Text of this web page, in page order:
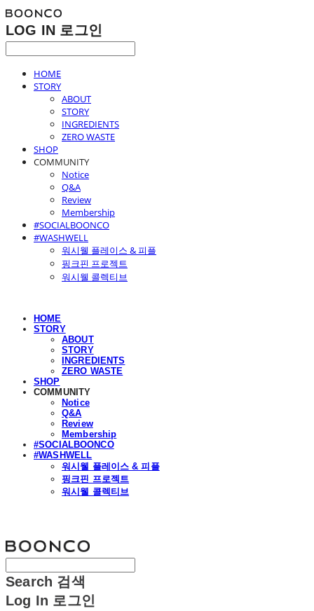
LOG IN 로그인
HOME
STORY
ABOUT
STORY
INGREDIENTS
ZERO WASTE
SHOP
COMMUNITY
Notice
Q&A
Review
Membership
#SOCIALBOONCO
#WASHWELL
워시웰 플레이스 & 피플
핑크핀 프로젝트
워시웰 콜렉티브
HOME
STORY
ABOUT
STORY
INGREDIENTS
ZERO WASTE
SHOP
COMMUNITY
Notice
Q&A
Review
Membership
#SOCIALBOONCO
#WASHWELL
워시웰 플레이스 & 피플
핑크핀 프로젝트
워시웰 콜렉티브
Search 검색
Log In 로그인